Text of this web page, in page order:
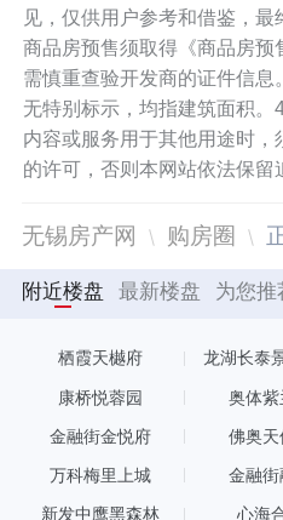
见，仅供用户参考和借鉴，最
商品房预售须取得《商品房
需慎重查验开发商的证件信
无特别标示，均指建筑面积
内容或服务用于其他用途时，
的许可，否则本网站依法保留
无锡房产网 购房圈
附近楼盘 最新楼盘 为您推
栖霞天樾府 龙湖长泰
康桥悦蓉园 奥体紫
金融街金悦府 佛奥天
万科梅里上城 金融街
新发中鹰黑森林 心海